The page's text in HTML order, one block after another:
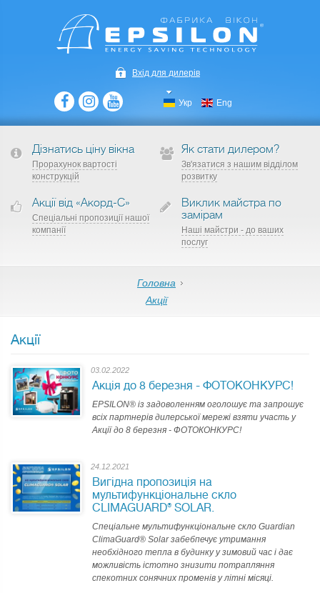
Вхід для дилерів
Укр Eng
Дізнатись ціну вікна
Прорахунок вартості
конструкцій
Як стати дилером?
Зв'язатися з нашим відділом
розвитку
Акції від «Акорд-С»
Спеціальні пропозиції нашої
компанії
Виклик майстра по
замірам
Наші майстри - до ваших
послуг
Головна
Акції
Акції
03.02.2022
Акція до 8 березня - ФОТОКОНКУРС!
EPSILON® із задоволенням оголошує та запрошує
всіх партнерів дилерської мережі взяти участь у
Акції до 8 березня - ФОТОКОНКУРС!
24.12.2021
Вигідна пропозиція на
мультифункціональне скло
СLIMAGUARD® SOLAR.
Спеціальне мультифункціональне скло Guardian
ClimaGuard® Solar забебпечує утримання
необхідного тепла в будинку у зимовий час і дає
можливість істотно знизити потрапляння
спекотних сонячних променів у літні місяці.